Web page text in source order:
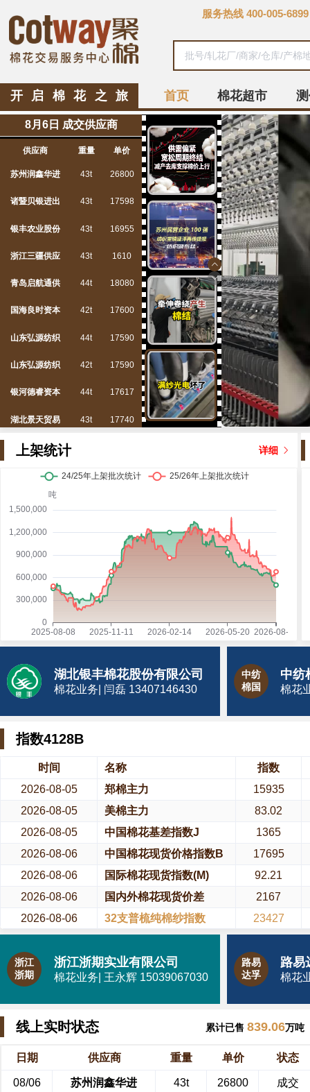
服务热线 400-005-6899
开启棉花之旅 首页 棉花超市
8月6日 成交供应商
供应商 重量
单价
诸暨贝银进出
43t 17598
银丰农业股份 43t 16955
浙江三疆供应 43t 1610
青岛启航通供 44t 18080
国海良时资本 42t 17600
山东弘源纺织 44t 17590
山东弘源纺织 42t 17590
银河德睿资本 44t 17617
湖北景天贸易 43t 17740
浙江安鸿新尚 44t 18035
上架统计 详细
湖北银丰棉花股份有限公司
棉花业务| 闫磊 13407146430
中纺
棉国
棉花
指数4128B
时间 名称
指数
2026-08-05
郑棉主力
15935
2026-08-05
美棉主力
83.02
2026-08-05
中国棉花基差指数J
1365
2026-08-06
中国棉花现货价格指数B
17695
2026-08-06
国际棉花现货指数(M)
92.21
2026-08-06
国内外棉花现货价差
2167
2026-08-06
32支普梳纯棉纱指数 23427
浙江
浙期
浙江浙期实业有限公司
棉花业务| 王永辉 15039067030
路易
达孚
棉花
线上实时状态 累计已售 839.06万吨
日期 供应商 重量 单价
状态
08/06
诸暨贝银进出 43t 17598 成交